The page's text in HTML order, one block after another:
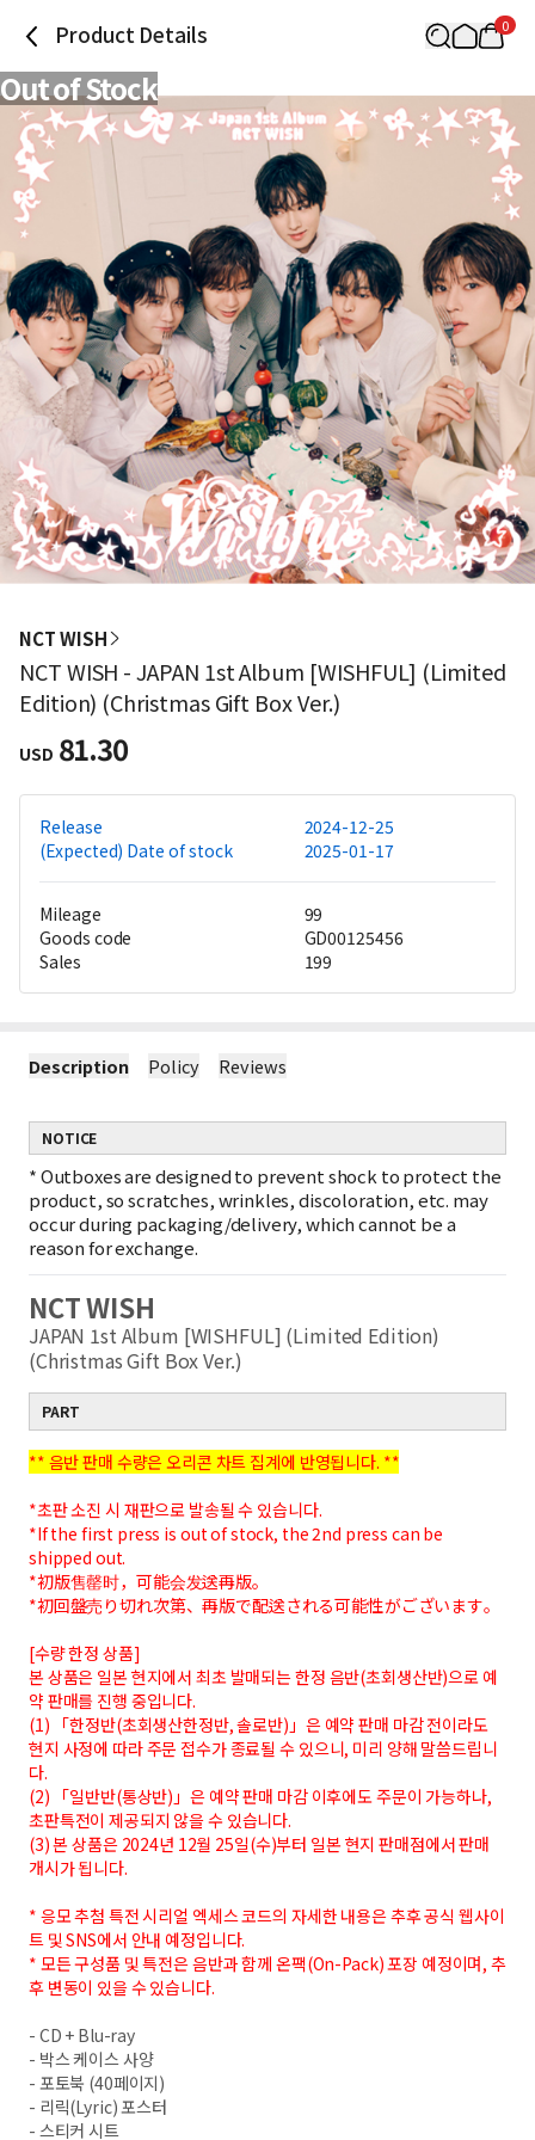
Product Details 0
Out of Stock
NCT WISH
NCT WISH - JAPAN 1st Album [WISHFUL] (Limited
Edition) (Christmas Gift Box Ver.)
USD 81.30
Release
2024-12-25
(Expected) Date of stock
2025-01-17
Mileage
99
Goods code
GD00125456
Sales
199
Description Policy Reviews
NOTICE
*Outboxes are designed to prevent shock to protect the
product, so scratches, wrinkles, discoloration, etc. may
occur during packaging/delivery, which cannot be a
reason for exchange.
NCT WISH
JAPAN 1st Album [WISHFUL] (Limited Edition)
(Christmas Gift Box Ver.)
PART
** 음반 판매 수량은 오리콘 차트 집계에 반영됩니다. **
*초판 소진 시 재판으로 발송될 수 있습니다.
*If the first press is out of stock, the 2nd press can be
shipped out.
*初版售罄时，可能会发送再版。
*初回盤売り切れ次第、再版で配送される可能性がございます。
[수량 한정 상품]
본 상품은 일본 현지에서 최초 발매되는 한정 음반(초회생산반)으로 예
약 판매를 진행 중입니다.
(1) 「한정반(초회생산한정반, 솔로반)」은 예약 판매 마감 전이라도
현지 사정에 따라 주문 접수가 종료될 수 있으니, 미리 양해 말씀드립니
다.
(2) 「일반반(통상반)」은 예약 판매 마감 이후에도 주문이 가능하나,
초판특전이 제공되지 않을 수 있습니다.
(3) 본 상품은 2024년 12월 25일(수)부터 일본 현지 판매점에서 판매
개시가 됩니다.
* 응모 추첨 특전 시리얼 엑세스 코드의 자세한 내용은 추후 공식 웹사이
트 및 SNS에서 안내 예정입니다.
* 모든 구성품 및 특전은 음반과 함께 온팩(On-Pack) 포장 예정이며, 추
후 변동이 있을 수 있습니다.
- CD + Blu-ray
- 박스 케이스 사양
- 포토북 (40페이지)
- 리릭(Lyric) 포스터
- 스티커 시트